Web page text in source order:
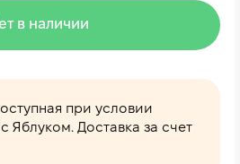
в наличии
при условии
Яблуком. Доставка за счет